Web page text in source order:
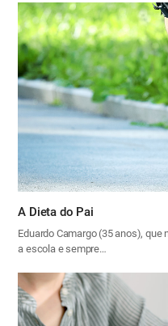
A Dieta do Pai
Eduardo Camargo (35 anos),
a escola e sempre…